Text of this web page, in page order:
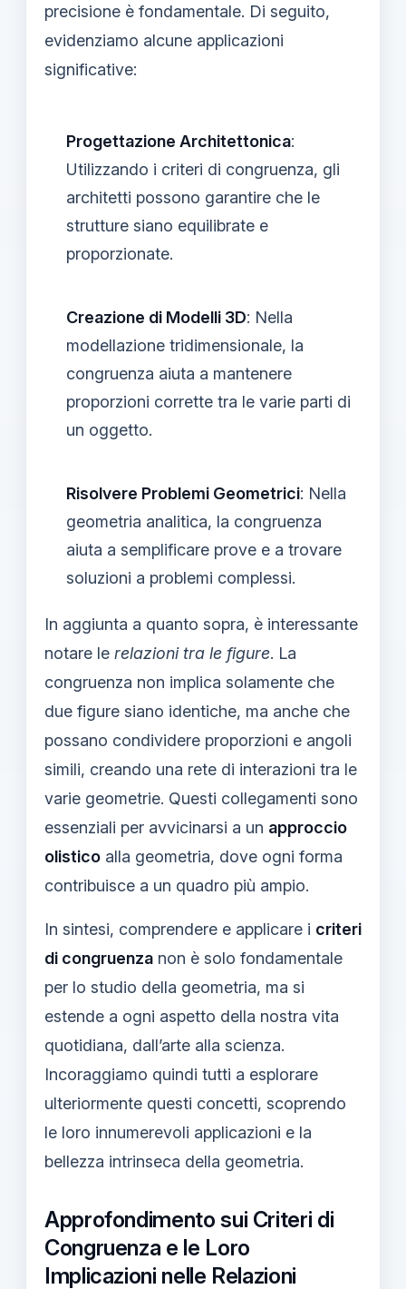
precisione è fondamentale. Di seguito,
evidenziamo alcune applicazioni
significative:
Progettazione Architettonica:
Utilizzando i criteri di congruenza, gli
architetti possono garantire che le
strutture siano equilibrate e
proporzionate.
Creazione di Modelli 3D: Nella
modellazione tridimensionale, la
congruenza aiuta a mantenere
proporzioni corrette tra le varie parti di
un oggetto.
Risolvere Problemi Geometrici: Nella
geometria analitica, la congruenza
aiuta a semplificare prove e a trovare
soluzioni a problemi complessi.
In aggiunta a quanto sopra, è interessante
notare le relazioni tra le figure. La
congruenza non implica solamente che
due figure siano identiche, ma anche che
possano condividere proporzioni e angoli
simili, creando una rete di interazioni tra le
varie geometrie. Questi collegamenti sono
essenziali per avvicinarsi a un approccio
olistico alla geometria, dove ogni forma
contribuisce a un quadro più ampio.
In sintesi, comprendere e applicare i criteri
di congruenza non è solo fondamentale
per lo studio della geometria, ma si
estende a ogni aspetto della nostra vita
quotidiana, dall’arte alla scienza.
Incoraggiamo quindi tutti a esplorare
ulteriormente questi concetti, scoprendo
le loro innumerevoli applicazioni e la
bellezza intrinseca della geometria.
Approfondimento sui Criteri di
Congruenza e le Loro
Implicazioni nelle Relazioni